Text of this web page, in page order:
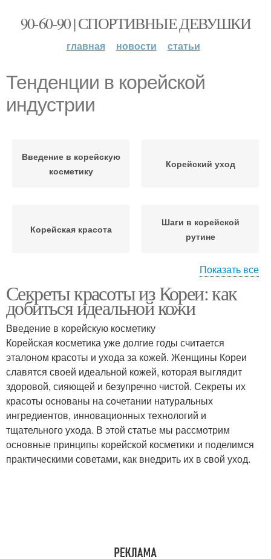
90-60-90 | СПОРТИВНЫЕ ДЕВУШКИ
главная новости статьи
Тенденции в корейской
индустрии
Введение в корейскую
косметику
Корейский уход
Корейская красота
Шаги в корейской
рутине
Текущие тенденции Корейская косметика
Корейские методы Корейские бренды
Корейские продукты Корейские секреты
Показать все
Секреты красоты из Кореи: как
добиться идеальной кожи
Введение в корейскую косметику
Корейская косметика уже долгие годы считается
эталоном красоты и ухода за кожей. Женщины Кореи
славятся своей идеальной кожей, которая выглядит
здоровой, сияющей и безупречно чистой. Секреты их
красоты основаны на сочетании натуральных
ингредиентов, инновационных технологий и
тщательного ухода. В этой статье мы рассмотрим
основные принципы корейской косметики и поделимся
практическими советами, как внедрить их в свой уход.